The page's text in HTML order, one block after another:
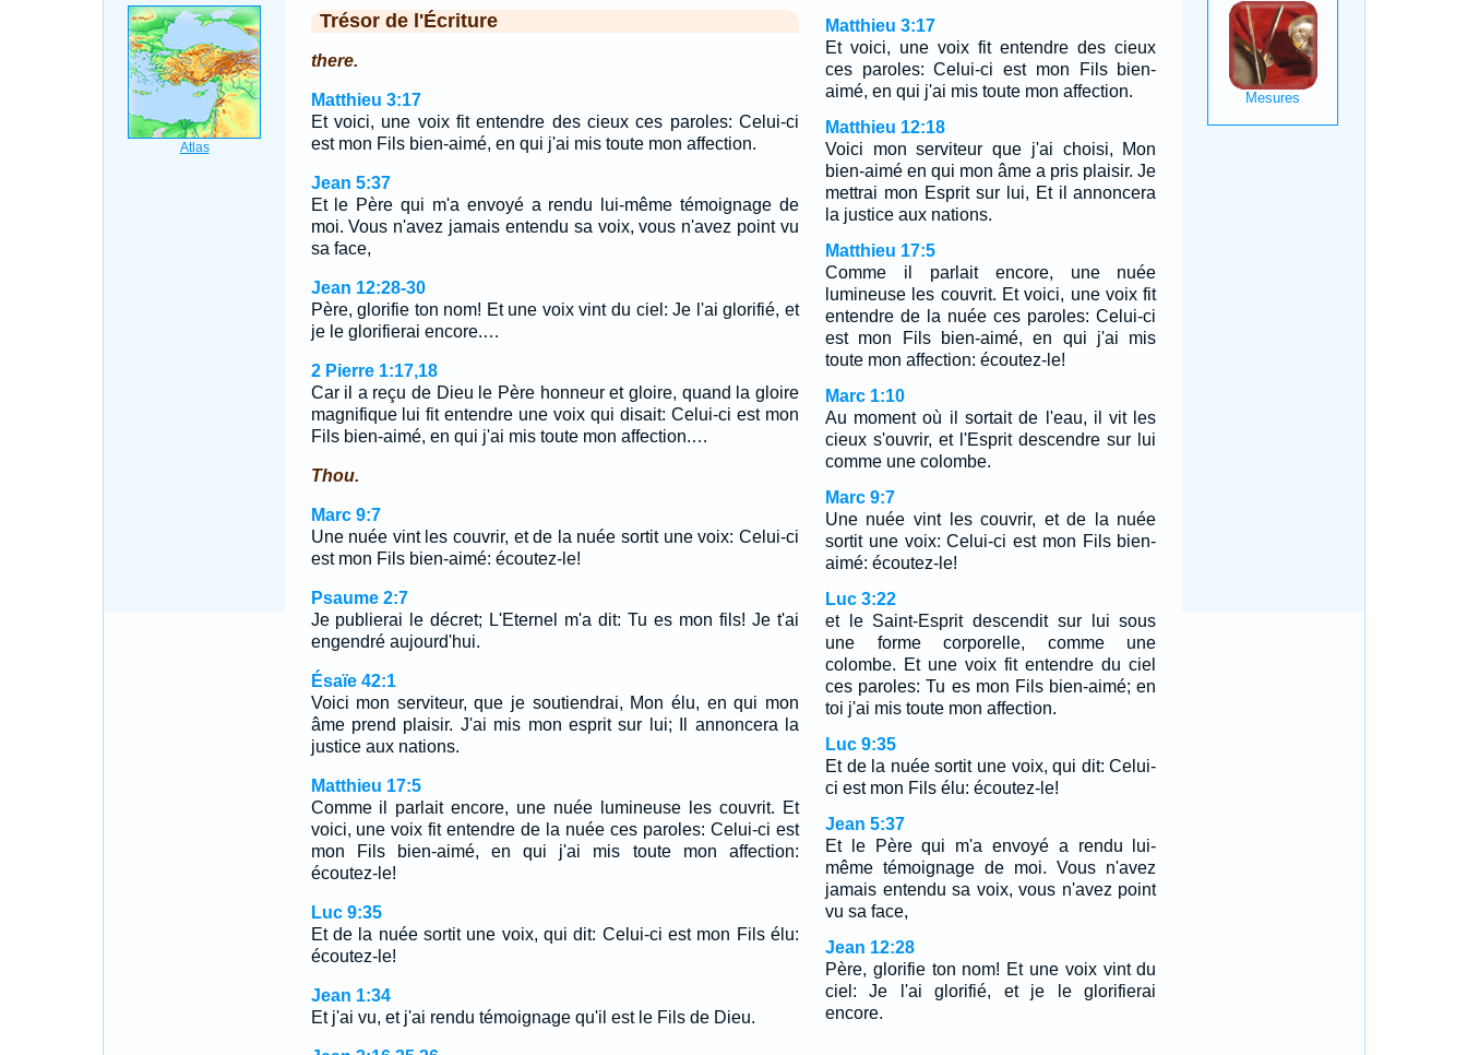
Trésor de l'Écriture
there.
Matthieu 3:17
Et voici, une voix fit entendre des cieux ces paroles: Celui-ci
est mon Fils bien-aimé, en qui j'ai mis toute mon affection.
Jean 5:37
Et le Père qui m'a envoyé a rendu lui-même témoignage de
moi. Vous n'avez jamais entendu sa voix, vous n'avez point vu
sa face,
Jean 12:28-30
Père, glorifie ton nom! Et une voix vint du ciel: Je l'ai glorifié, et
je le glorifierai encore.…
2 Pierre 1:17,18
Car il a reçu de Dieu le Père honneur et gloire, quand la gloire
magnifique lui fit entendre une voix qui disait: Celui-ci est mon
Fils bien-aimé, en qui j'ai mis toute mon affection.…
Thou.
Marc 9:7
Une nuée vint les couvrir, et de la nuée sortit une voix: Celui-ci
est mon Fils bien-aimé: écoutez-le!
Psaume 2:7
Je publierai le décret; L'Eternel m'a dit: Tu es mon fils! Je t'ai
engendré aujourd'hui.
Ésaïe 42:1
Voici mon serviteur, que je soutiendrai, Mon élu, en qui mon
âme prend plaisir. J'ai mis mon esprit sur lui; Il annoncera la
justice aux nations.
Matthieu 17:5
Comme il parlait encore, une nuée lumineuse les couvrit. Et
voici, une voix fit entendre de la nuée ces paroles: Celui-ci est
mon Fils bien-aimé, en qui j'ai mis toute mon affection:
écoutez-le!
Luc 9:35
Et de la nuée sortit une voix, qui dit: Celui-ci est mon Fils élu:
écoutez-le!
Jean 1:34
Et j'ai vu, et j'ai rendu témoignage qu'il est le Fils de Dieu.
Matthieu 3:17
Et voici, une voix fit entendre des cieux
ces paroles: Celui-ci est mon Fils bien-
aimé, en qui j'ai mis toute mon affection.
Matthieu 12:18
Voici mon serviteur que j'ai choisi, Mon
bien-aimé en qui mon âme a pris plaisir. Je
mettrai mon Esprit sur lui, Et il annoncera
la justice aux nations.
Matthieu 17:5
Comme il parlait encore, une nuée
lumineuse les couvrit. Et voici, une voix fit
entendre de la nuée ces paroles: Celui-ci
est mon Fils bien-aimé, en qui j'ai mis
toute mon affection: écoutez-le!
Marc 1:10
Au moment où il sortait de l'eau, il vit les
cieux s'ouvrir, et l'Esprit descendre sur lui
comme une colombe.
Marc 9:7
Une nuée vint les couvrir, et de la nuée
sortit une voix: Celui-ci est mon Fils bien-
aimé: écoutez-le!
Luc 3:22
et le Saint-Esprit descendit sur lui sous
une forme corporelle, comme une
colombe. Et une voix fit entendre du ciel
ces paroles: Tu es mon Fils bien-aimé; en
toi j'ai mis toute mon affection.
Luc 9:35
Et de la nuée sortit une voix, qui dit: Celui-
ci est mon Fils élu: écoutez-le!
Jean 5:37
Et le Père qui m'a envoyé a rendu lui-
même témoignage de moi. Vous n'avez
jamais entendu sa voix, vous n'avez point
vu sa face,
Jean 12:28
Père, glorifie ton nom! Et une voix vint du
ciel: Je l'ai glorifié, et je le glorifierai
encore.